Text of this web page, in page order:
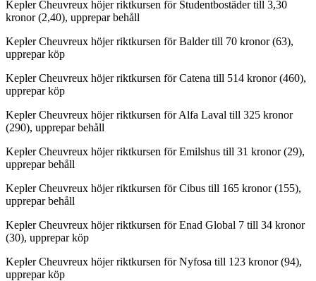
Kepler Cheuvreux höjer riktkursen för Studentbostäder till 3,30
kronor (2,40), upprepar behåll
Kepler Cheuvreux höjer riktkursen för Balder till 70 kronor (63),
upprepar köp
Kepler Cheuvreux höjer riktkursen för Catena till 514 kronor (460),
upprepar köp
Kepler Cheuvreux höjer riktkursen för Alfa Laval till 325 kronor
(290), upprepar behåll
Kepler Cheuvreux höjer riktkursen för Emilshus till 31 kronor (29),
upprepar behåll
Kepler Cheuvreux höjer riktkursen för Cibus till 165 kronor (155),
upprepar behåll
Kepler Cheuvreux höjer riktkursen för Enad Global 7 till 34 kronor
(30), upprepar köp
Kepler Cheuvreux höjer riktkursen för Nyfosa till 123 kronor (94),
upprepar köp